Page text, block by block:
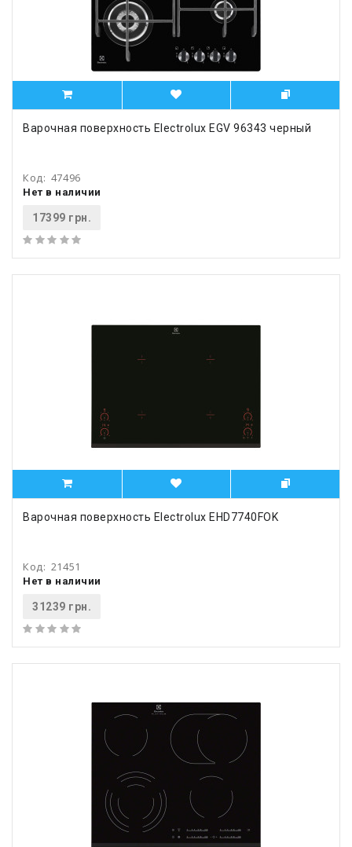
Варочная поверхность Electrolux EGV 96343 черный
Код: 47496
Нет в наличии
17399 грн.
Варочная поверхность Electrolux EHD7740FOK
Код: 21451
Нет в наличии
31239 грн.